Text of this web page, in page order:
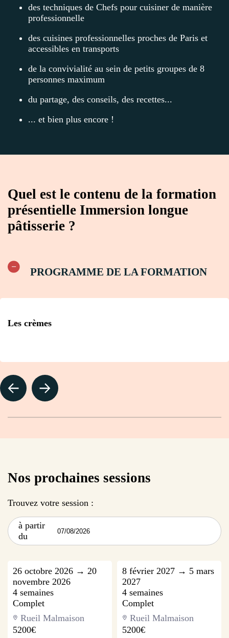
des techniques de Chefs pour cuisiner de manière
professionnelle
des cuisines professionnelles proches de Paris et
accessibles en transports
de la convivialité au sein de petits groupes de 8
personnes maximum
du partage, des conseils, des recettes...
... et bien plus encore !
Quel est le contenu de la formation
présentielle Immersion longue
pâtisserie ?
PROGRAMME DE LA FORMATION
Les crèmes
Nos prochaines sessions
Trouvez votre session :
à partir
du
26 octobre 2026 → 20
novembre 2026
4 semaines
Complet
Rueil Malmaison
5200€
8 février 2027 → 5 mars
2027
4 semaines
Complet
Rueil Malmaison
5200€